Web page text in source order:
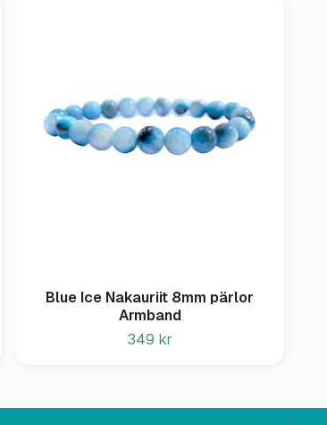
Blue Ice Nakauriit 8mm pärlor
Armband
349 kr